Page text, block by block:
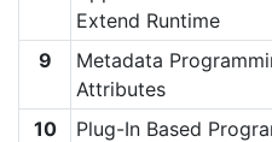
Extend Runtime
9
Metadata
Attributes
10 Plug-In Based